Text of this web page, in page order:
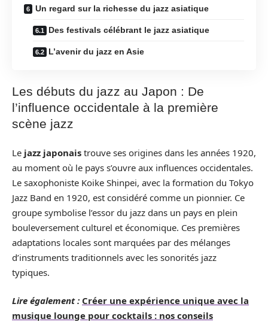
Un regard sur la richesse du jazz asiatique
Des festivals célébrant le jazz asiatique
L’avenir du jazz en Asie
Les débuts du jazz au Japon : De
l’influence occidentale à la première
scène jazz
Le jazz japonais trouve ses origines dans les années 1920,
au moment où le pays s’ouvre aux influences occidentales.
Le saxophoniste Koike Shinpei, avec la formation du Tokyo
Jazz Band en 1920, est considéré comme un pionnier. Ce
groupe symbolise l’essor du jazz dans un pays en plein
bouleversement culturel et économique. Ces premières
adaptations locales sont marquées par des mélanges
d’instruments traditionnels avec les sonorités jazz
typiques.
Lire également : Créer une expérience unique avec la
musique lounge pour cocktails : nos conseils